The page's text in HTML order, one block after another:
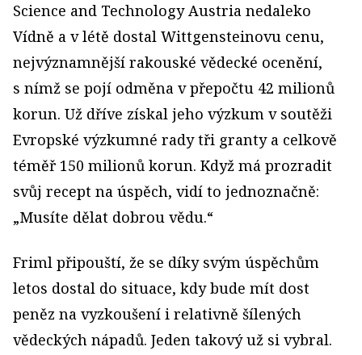
Science and Technology Austria nedaleko
Vídně a v létě dostal Wittgensteinovu cenu,
nejvýznamnější rakouské vědecké ocenění,
s nímž se pojí odměna v přepočtu 42 milionů
korun. Už dříve získal jeho výzkum v soutěži
Evropské výzkumné rady tři granty a celkově
téměř 150 milionů korun. Když má prozradit
svůj recept na úspěch, vidí to jednoznačně:
„Musíte dělat dobrou vědu.“
Friml připouští, že se díky svým úspěchům
letos dostal do situace, kdy bude mít dost
peněz na vyzkoušení i relativně šílených
vědeckých nápadů. Jeden takový už si vybral.